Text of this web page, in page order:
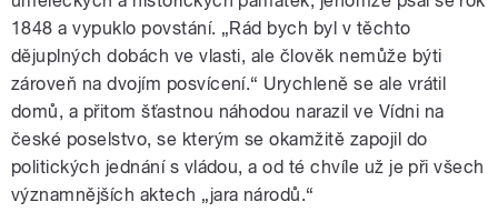
1848 a vypuklo povstání. „Rád bych byl v těchto
dějuplných dobách ve vlasti, ale člověk nemůže býti
zároveň na dvojím posvícení.“ Urychleně se ale vrátil
domů, a přitom šťastnou náhodou narazil ve Vídni na
české poselstvo, se kterým se okamžitě zapojil do
politických jednání s vládou, a od té chvíle už je při všech
významnějších aktech „jara národů.“